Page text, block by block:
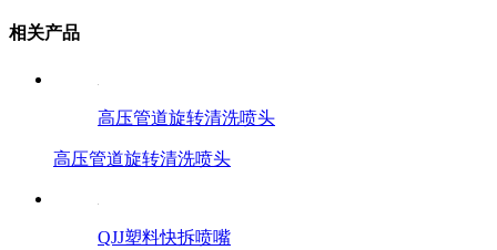
相关产品
高压管道旋转清洗喷头
高压管道旋转清洗喷头
QJJ塑料快拆喷嘴